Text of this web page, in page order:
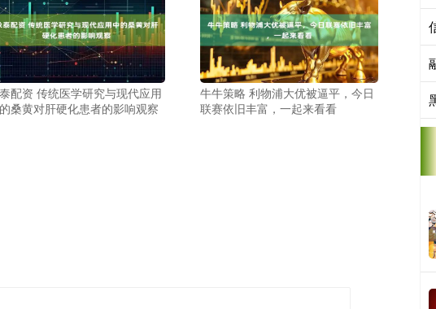
配资 传统医学研究与现代应用
桑黄对肝硬化患者的影响观察
牛牛策略 利物浦大优被逼平，今日
联赛依旧丰富，一起来看看